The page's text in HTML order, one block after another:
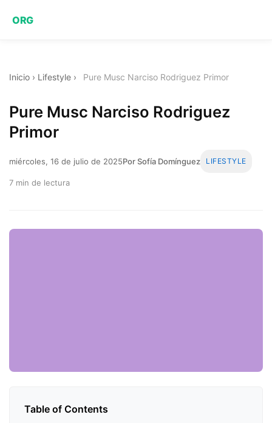
ORG
Inicio › Lifestyle › Pure Musc Narciso Rodriguez Primor
Pure Musc Narciso Rodriguez
Primor
miércoles, 16 de julio de 2025Por Sofía Domínguez LIFESTYLE
7 min de lectura
Table of Contents